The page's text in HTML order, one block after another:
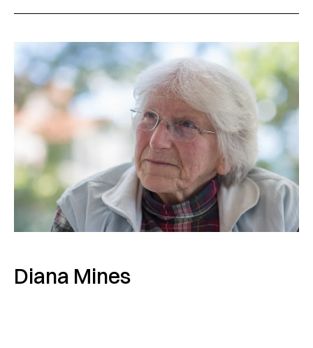
Diana Mines